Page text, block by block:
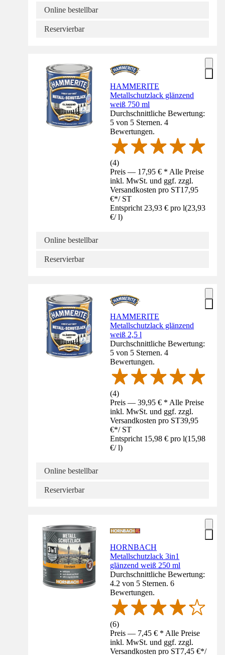
Online bestellbar
Reservierbar
HAMMERITE
Metallschutzlack glänzend
weiß 750 ml
Durchschnittliche Bewertung:
5 von 5 Sternen. 4
Bewertungen.
(4)
Preis — 17,95 € * Alle Preise
inkl. MwSt. und ggf. zzgl.
Versandkosten pro ST17,95
€*/ ST
Entspricht 23,93 € pro l(23,93
€/ l)
Online bestellbar
Reservierbar
HAMMERITE
Metallschutzlack glänzend
weiß 2,5 l
Durchschnittliche Bewertung:
5 von 5 Sternen. 4
Bewertungen.
(4)
Preis — 39,95 € * Alle Preise
inkl. MwSt. und ggf. zzgl.
Versandkosten pro ST39,95
€*/ ST
Entspricht 15,98 € pro l(15,98
€/ l)
Online bestellbar
Reservierbar
HORNBACH
Metallschutzlack 3in1
glänzend weiß 250 ml
Durchschnittliche Bewertung:
4.2 von 5 Sternen. 6
Bewertungen.
(6)
Preis — 7,45 € * Alle Preise
inkl. MwSt. und ggf. zzgl.
Versandkosten pro ST7,45 €*/